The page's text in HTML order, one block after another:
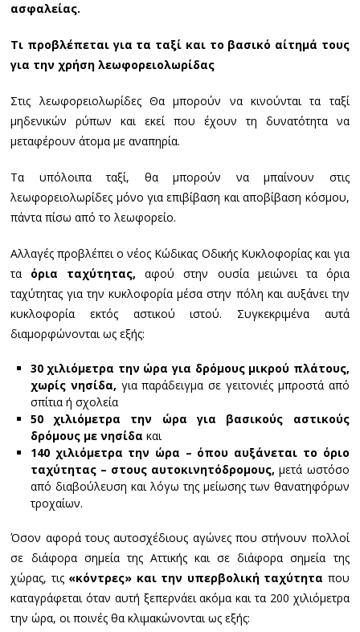
ασφαλείας.
Τι προβλέπεται για τα ταξί και το βασικό αίτημά τους
για την χρήση λεωφορειολωρίδας
Στις λεωφορειολωρίδες Θα μπορούν να κινούνται τα ταξί
μηδενικών ρύπων και εκεί που έχουν τη δυνατότητα να
μεταφέρουν άτομα με αναπηρία.
Τα υπόλοιπα ταξί, θα μπορούν να μπαίνουν στις
λεωφορειολωρίδες μόνο για επιβίβαση και αποβίβαση κόσμου,
πάντα πίσω από το λεωφορείο.
Αλλαγές προβλέπει ο νέος Κώδικας Οδικής Κυκλοφορίας και για
τα όρια ταχύτητας, αφού στην ουσία μειώνει τα όρια
ταχύτητας για την κυκλοφορία μέσα στην πόλη και αυξάνει την
κυκλοφορία εκτός αστικού ιστού. Συγκεκριμένα αυτά
διαμορφώνονται ως εξής:
30 χιλιόμετρα την ώρα για δρόμους μικρού πλάτους,
χωρίς νησίδα, για παράδειγμα σε γειτονιές μπροστά από
σπίτια ή σχολεία
50 χιλιόμετρα την ώρα για βασικούς αστικούς
δρόμους με νησίδα και
140 χιλιόμετρα την ώρα – όπου αυξάνεται το όριο
ταχύτητας – στους αυτοκινητόδρομους,μετά ωστόσο
από διαβούλευση και λόγω της μείωσης των θανατηφόρων
τροχαίων.
Όσον αφορά τους αυτοσχέδιους αγώνες που στήνουν πολλοί
σε διάφορα σημεία της Αττικής και σε διάφορα σημεία της
χώρας, τις «κόντρες» και την υπερβολική ταχύτητα που
καταγράφεται όταν αυτή ξεπερνάει ακόμα και τα 200 χιλιόμετρα
την ώρα, οι ποινές θα κλιμακώνονται ως εξής: